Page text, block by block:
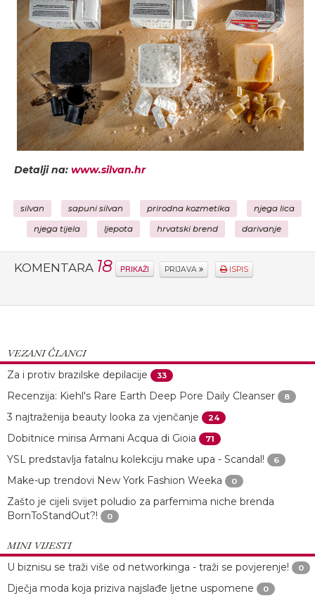
Detalji na: www.silvan.hr
silvan sapuni silvan prirodna kozmetika njega lica
njega tijela ljepota hrvatski brend darivanje
KOMENTARA 18 PRIKAŽI PRIJAVA ISPIS
VEZANI ČLANCI
Za i protiv brazilske depilacije
33
Recenzija: Kiehl's Rare Earth Deep Pore Daily Cleanser 8
3 najtraženija beauty looka za vjenčanje 24
Dobitnice mirisa Armani Acqua di Gioia 71
YSL predstavlja fatalnu kolekciju make upa - Scandal! 6
Make-up trendovi New York Fashion Weeka 0
Zašto je cijeli svijet poludio za parfemima niche brenda
BornToStandOut?!
0
MINI VIJESTI
U biznisu se traži više od networkinga - traži se povjerenje!
0
Dječja moda koja priziva najslađe ljetne uspomene 0